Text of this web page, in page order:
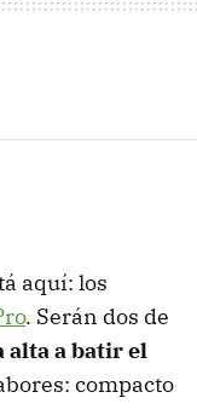
aquí: los
. Serán dos de
alta a batir el
compacto